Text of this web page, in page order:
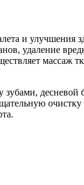
и улучшения
удаление
массаж
десневой